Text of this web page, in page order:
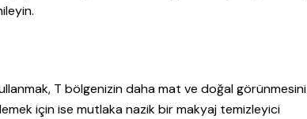
T bölgenizin daha mat ve doğal görünmesini
için ise mutlaka nazik bir makyaj temizleyici